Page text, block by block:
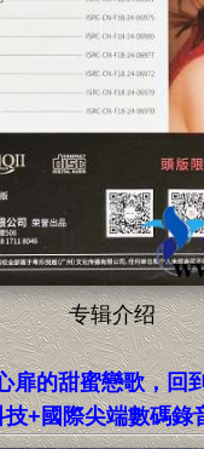
专辑介绍
扉的甜蜜戀歌，回
+國際尖端數碼錄